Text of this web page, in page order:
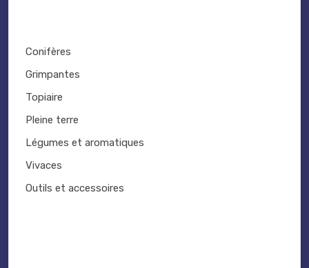
Conifères
Grimpantes
Topiaire
Pleine terre
Légumes et aromatiques
Vivaces
Outils et accessoires